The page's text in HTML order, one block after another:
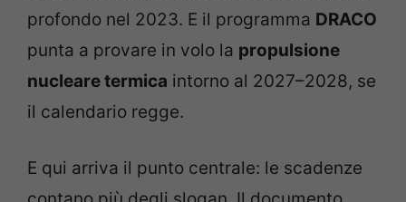
profondo nel 2023. E il programma DRACO
punta a provare in volo la propulsione
nucleare termica intorno al 2027–2028, se
il calendario regge.
E qui arriva il punto centrale: le scadenze